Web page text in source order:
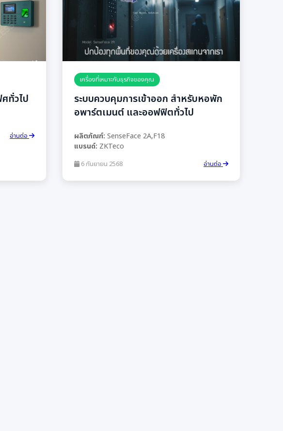
ทั่วไป
อ่านต่อ
เครื่องที่เหมาะกับธุรกิจของคุณ
ระบบควบคุมการเข้าออก สำหรับหอพัก
อพาร์ตเมนต์ และออฟฟิตทั่วไป
ผลิตภัณฑ์: SenseFace 2A,F18
แบรนด์: ZKTeco
6 กันยายน 2568 อ่านต่อ